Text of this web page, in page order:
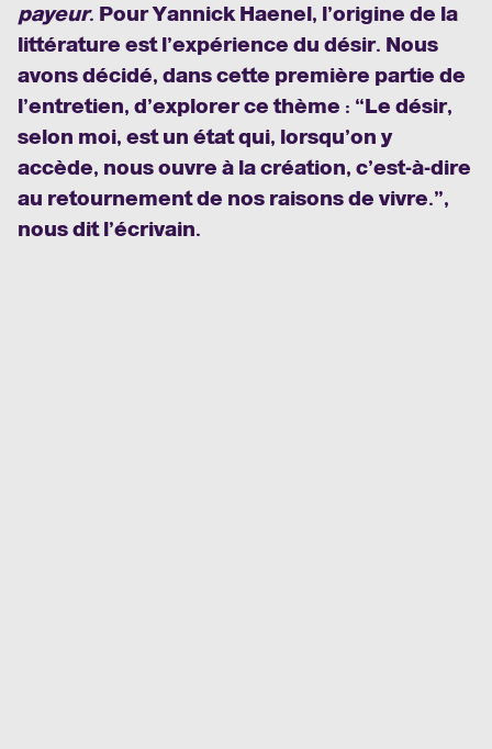
payeur. Pour Yannick Haenel, l’origine de la
littérature est l’expérience du désir. Nous
avons décidé, dans cette première partie de
l’entretien, d’explorer ce thème : “Le désir,
selon moi, est un état qui, lorsqu’on y
accède, nous ouvre à la création, c’est-à-dire
au retournement de nos raisons de vivre.”,
nous dit l’écrivain.